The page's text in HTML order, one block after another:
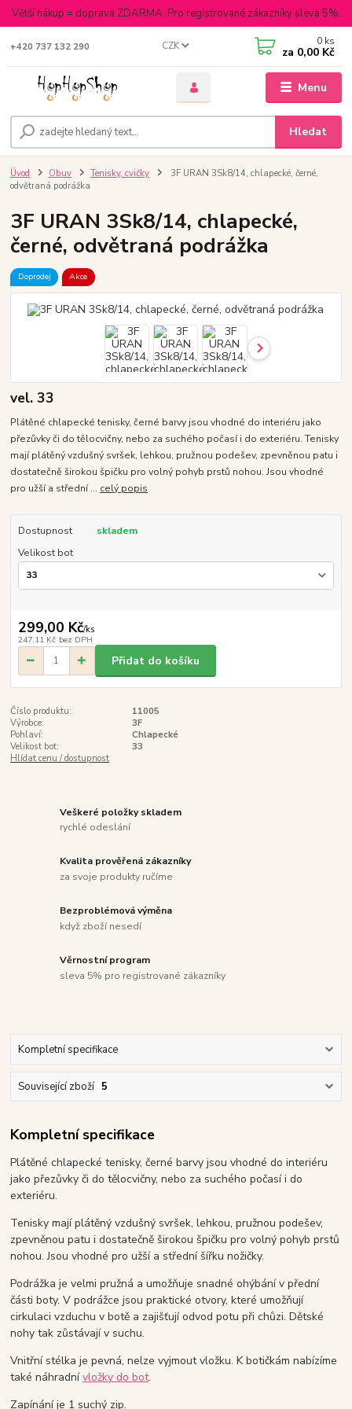
Větší nákup = doprava ZDARMA. Pro registrované zákazníky sleva 5%.
Menu
CZK
Hledat
+420 737 132 290 0 ks
za 0,00 Kč
Úvod Obuv Tenisky, cvičky
3F URAN 3Sk8/14, chlapecké, černé,
odvětraná podrážka
3F URAN 3Sk8/14, chlapecké,
černé, odvětraná podrážka
Doprodej Akce
vel. 33
Plátěné chlapecké tenisky, černé barvy jsou vhodné do interiéru jako
přezůvky či do tělocvičny, nebo za suchého počasí i do exteriéru. Tenisky
mají plátěný vzdušný svršek, lehkou, pružnou podešev, zpevněnou patu i
dostatečně širokou špičku pro volný pohyb prstů nohou. Jsou vhodné
pro užší a střední ... celý popis
Dostupnost
skladem
Velikost bot
299,00 Kč/ks
247,11 Kč bez DPH
Přidat do košíku
Číslo produktu:
11005
Výrobce:
3F
Pohlaví:
Chlapecké
Velikost bot:
33
Hlídat cenu / dostupnost
Veškeré položky skladem
rychlé odeslání
Kvalita prověřená zákazníky
za svoje produkty ručíme
Bezproblémová výměna
když zboží nesedí
Věrnostní program
sleva 5% pro registrované zákazníky
Kompletní specifikace
Související zboží 5
Kompletní specifikace
Plátěné chlapecké tenisky, černé barvy jsou vhodné do interiéru
jako přezůvky či do tělocvičny, nebo za suchého počasí i do
exteriéru.
Tenisky mají plátěný vzdušný svršek, lehkou, pružnou podešev,
zpevněnou patu i dostatečně širokou špičku pro volný pohyb prstů
nohou. Jsou vhodné pro užší a střední šířku nožičky.
Podrážka je velmi pružná a umožňuje snadné ohýbání v přední
části boty. V podrážce jsou praktické otvory, které umožňují
cirkulaci vzduchu v botě a zajišťují odvod potu při chůzi. Dětské
nohy tak zůstávají v suchu.
Vnitřní stélka je pevná, nelze vyjmout vložku. K botičkám nabízíme
také náhradnívložky do bot.
Zapínání je 1 suchý zip.